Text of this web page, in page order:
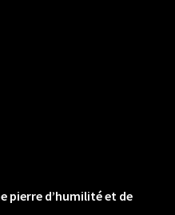
pierre d’humilité et de